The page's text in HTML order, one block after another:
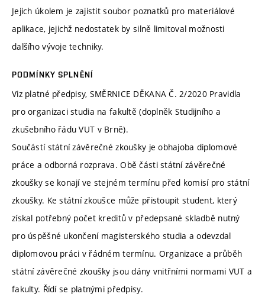
Jejich úkolem je zajistit soubor poznatků pro materiálové
aplikace, jejichž nedostatek by silně limitoval možnosti
dalšího vývoje techniky.
PODMÍNKY SPLNĚNÍ
Viz platné předpisy, SMĚRNICE DĚKANA Č. 2/2020 Pravidla
pro organizaci studia na fakultě (doplněk Studijního a
zkušebního řádu VUT v Brně).
Součástí státní závěrečné zkoušky je obhajoba diplomové
práce a odborná rozprava. Obě části státní závěrečné
zkoušky se konají ve stejném termínu před komisí pro státní
zkoušky. Ke státní zkoušce může přistoupit student, který
získal potřebný počet kreditů v předepsané skladbě nutný
pro úspěšné ukončení magisterského studia a odevzdal
diplomovou práci v řádném termínu. Organizace a průběh
státní závěrečné zkoušky jsou dány vnitřními normami VUT a
fakulty. Řídí se platnými předpisy.